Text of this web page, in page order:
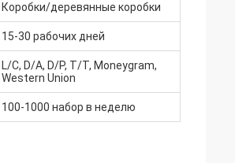
Коробки/деревянные коробки
15-30 рабочих дней
L/C, D/A, D/P, T/T, Moneygram,
Western Union
100-1000 набор в неделю